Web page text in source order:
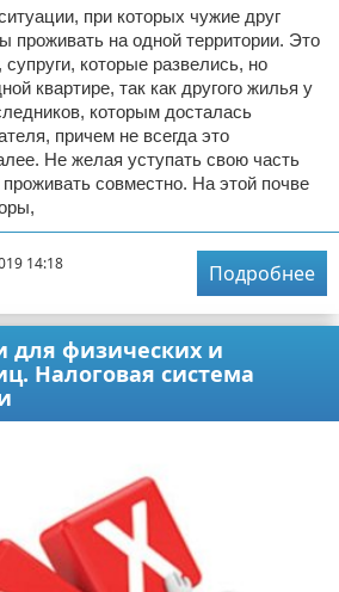
при которых чужие друг
проживать на одной территории. Это
которые развелись, но
квартире, так как другого жилья у
которым досталась
причем не всегда это
Не желая уступать свою часть
совместно. На этой почве
14:18
Подробнее
для физических и
Налоговая система